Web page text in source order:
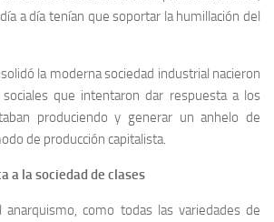
a día tenían que soportar la humillación del
la moderna sociedad industrial nacieron
que intentaron dar respuesta a los
produciendo y generar un anhelo de
de producción capitalista.
a la sociedad de clases
anarquismo, como todas las variedades de